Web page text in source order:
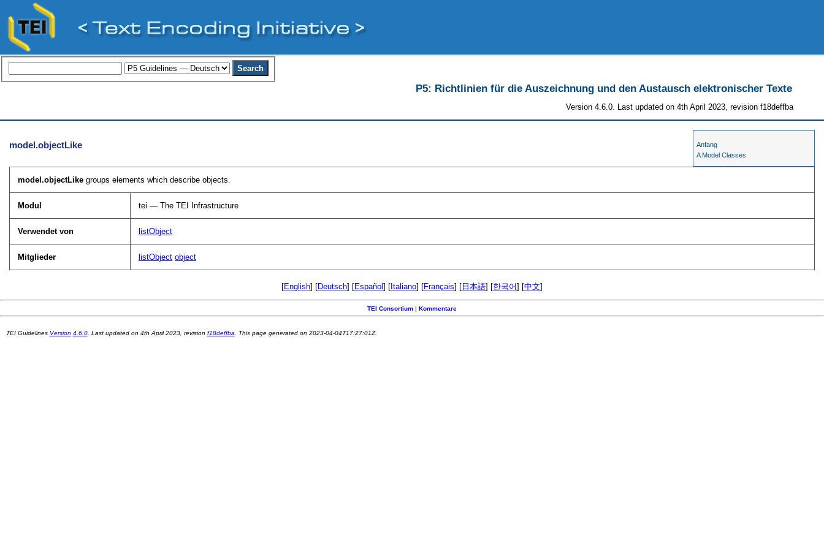
P5: Richtlinien für die Auszeichnung und den Austausch elektronischer Texte
Version 4.6.0. Last updated on 4th April 2023, revision f18deffba
Anfang
A Model Classes
model.objectLike
model.objectLike groups elements which describe objects.
Modul tei — The TEI Infrastructure
Verwendet von listObject
Mitglieder listObject object
[English] [Deutsch] [Español] [Italiano] [Français] [日本語] [한국어] [中文]
TEI Consortium | Kommentare
TEI Guidelines Version 4.6.0. Last updated on 4th April 2023, revision f18deffba . This page generated on 2023-04-04T17:27:01Z.